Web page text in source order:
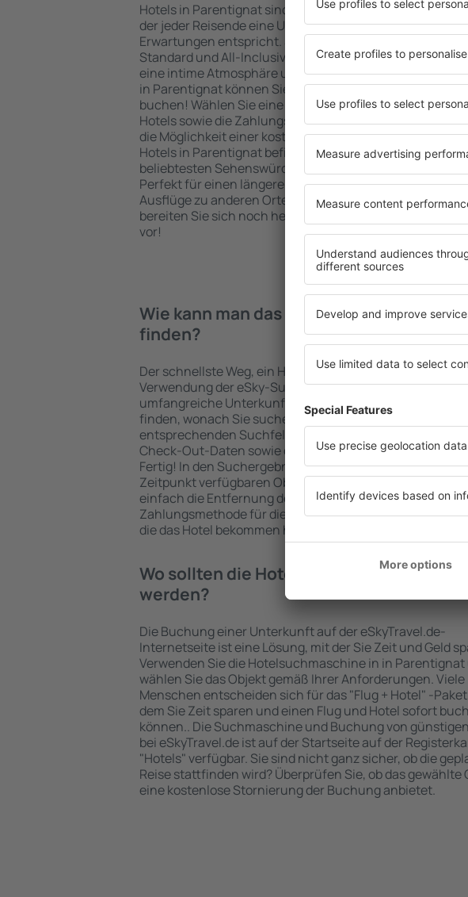
Hotels in Parentignat sind eine vielfältige
der jeder Reisende eine Unterkunft findet, die seinen
Erwartungen entspricht. Sie bevorzugen ein Hotel mit
Standard und All-Inclusive-Angebot oder wählen Hotels
eine intime Atmosphäre und günstige Unterkünfte
in Parentignat können Sie eine Unterkunft für jede
buchen! Wählen Sie eine günstige Lage und den
Hotels sowie die Zahlungsmethoden für die Unterkunft
die Möglichkeit einer kostenlosen Stornierung der
Hotels in Parentignat befinden sich sowohl in der Nähe
beliebtesten Sehenswürdigkeiten als auch abseits der
Perfekt für einen längeren Aufenthalt und als
Ausflüge zu anderen Orten. Wählen Sie ein Hotel für sich
bereiten Sie sich noch heute auf Ihre Reise oder
vor!
Wie kann man das Hotel in in Parentignat
finden?
Der schnellste Weg, ein Hotel in Parentignat zu finden,
Verwendung der eSky-Suchmaschine für Unterkünfte.
umfangreiche Unterkunftsbasis garantiert, dass Sie
finden, wonach Sie suchen. Geben Sie den Reiseort in die
entsprechenden Suchfelder ein, wählen Sie die Check-
Check-Out-Daten sowie die Anzahl der Gäste und
Fertig! In den Suchergebnissen werden die zum
Zeitpunkt verfügbaren Objekte angezeigt. Sie können
einfach die Entfernung des Hotels vom Zentrum, die
Zahlungsmethode für die Unterkunft oder die Anzahl
die das Hotel bekommen hat, überprüfen.
Wo sollten die Hotels in in Parentignat
werden?
Die Buchung einer Unterkunft auf der eSkyTravel.de-
Internetseite ist eine Lösung, mit der Sie Zeit und Geld
Verwenden Sie die Hotelsuchmaschine in in
wählen Sie das Objekt gemäß Ihrer Anforderungen. Viele
Menschen entscheiden sich für das "Flug + Hotel" -
dem Sie Zeit sparen und einen Flug und Hotel sofort
können.. Die Suchmaschine und Buchung von
bei eSkyTravel.de ist auf der Startseite auf der
"Hotels" verfügbar. Sie sind nicht ganz sicher, ob die
Reise stattfinden wird? Überprüfen Sie, ob das gewählte
eine kostenlose Stornierung der Buchung anbietet.